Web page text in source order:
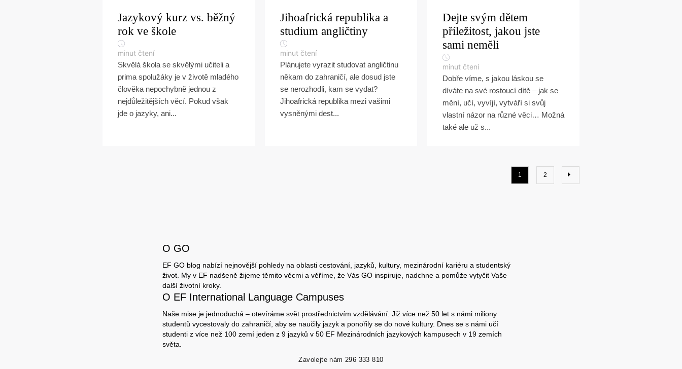
Jazykový kurz vs. běžný
rok ve škole
minut čtení
Skvělá škola se skvělými učiteli a
prima spolužáky je v životě mladého
člověka nepochybně jednou z
nejdůležitějších věcí. Pokud však
jde o jazyky, ani...
Jihoafrická republika a
studium angličtiny
minut čtení
Plánujete vyrazit studovat angličtinu
někam do zahraničí, ale dosud jste
se nerozhodli, kam se vydat?
Jihoafrická republika mezi vašimi
vysněnými dest...
Dejte svým dětem
příležitost, jakou jste
sami neměli
minut čtení
Dobře víme, s jakou láskou se
díváte na své rostoucí dítě – jak se
mění, učí, vyvíjí, vytváří si svůj
vlastní názor na různé věci… Možná
také ale už s...
1 2
O GO
EF GO blog nabízí nejnovější pohledy na oblasti cestování, jazyků, kultury, mezinárodní kariéru a studentský
život. My v EF nadšeně žijeme těmito věcmi a věříme, že Vás GO inspiruje, nadchne a pomůže vytyčit Vaše
další životní kroky.
O EF International Language Campuses
Naše mise je jednoduchá – otevíráme svět prostřednictvím vzdělávání. Již více než 50 let s námi miliony
studentů vycestovaly do zahraničí, aby se naučily jazyk a ponořily se do nové kultury. Dnes se s námi učí
studenti z více než 100 zemí jeden z 9 jazyků v 50 EF Mezinárodních jazykových kampusech v 19 zemích
světa.
Zavolejte nám 296 333 810